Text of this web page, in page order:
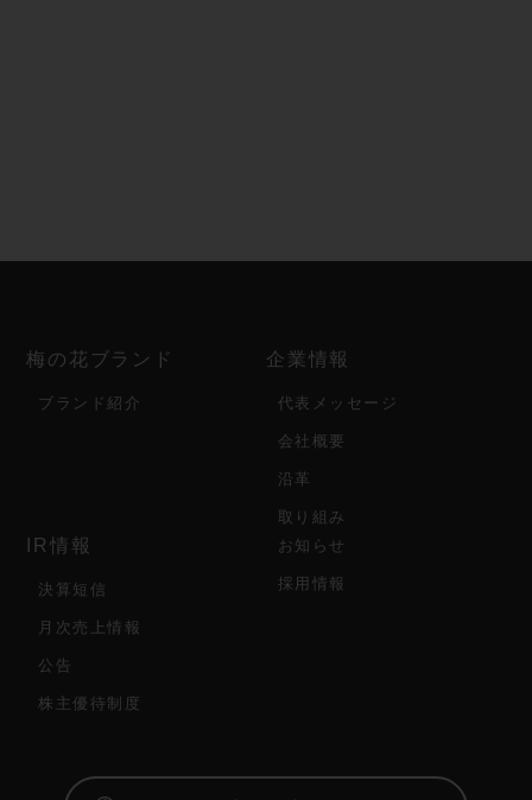
梅の花ブランド
ブランド紹介
企業情報
代表メッセージ
会社概要
沿革
取り組み
IR情報
決算短信
月次売上情報
公告
株主優待制度
お知らせ
採用情報